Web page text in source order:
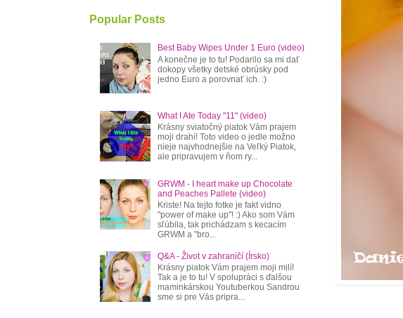
Popular Posts
Best Baby Wipes Under 1 Euro (video)
A konečne je to tu! Podarilo sa mi dať
dokopy všetky detské obrúsky pod
jedno Euro a porovnať ich. :)
What I Ate Today "11" (video)
Krásny sviatočný piatok Vám prajem
moji drahí! Toto video o jedle možno
nieje najvhodnejšie na Veľký Piatok,
ale pripravujem v ňom ry...
GRWM - I heart make up Chocolate
and Peaches Pallete (video)
Kriste! Na tejto fotke je fakt vidno
"power of make up"! :) Ako som Vám
sľúbila, tak prichádzam s kecacím
GRWM a "bro...
Q&A - Život v zahraničí (Írsko)
Krásny piatok Vám prajem moji milí!
Tak a je to tu! V spolupráci s ďalšou
maminkárskou Youtuberkou Sandrou
sme si pre Vás pripra...